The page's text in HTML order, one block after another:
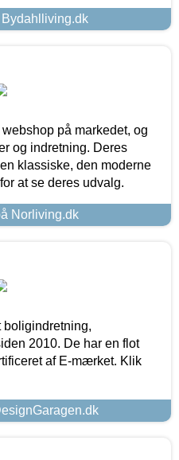
på markedet, og
og indretning. Deres
klassiske, den moderne
at se deres udvalg.
Norliving.dk
boligindretning,
2010. De har en flot
af E-mærket. Klik